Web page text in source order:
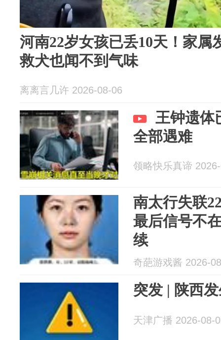
河南22岁女孩已丢10天！家属
救犬也闻不到气味
离离言几许 2026-08-06
王钟遗体
全部遇难
领略快乐真谛
南太行失联
最后信号不
续
奇葩游戏酱 2026-
突发 | 陕西
天津广播 2026-08-